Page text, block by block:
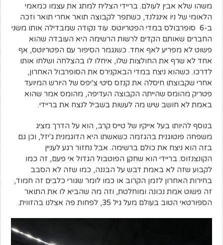
משהו שלא אבין לעולם. בריידי הצליח למתג את עצמו כמאמי
הלאומי של ניו אינגלנד, כשתפר לקבוצה תואר אחרי תואר וזכה
ב-6 סופרבולס במדי הפטריוטס. עוד נקודה שמבדילה אותו משני
החברים שאותם הקדים לרשות הרשימה היא העובדה שהוא
פשוט לא מפריע לאף אחד. כשנגמר הסיפור עם הפטריוטס, אף
אחד לא שרף את החולצות שלו, איחלו לו בהצלחה ושלחו אותו
לדרכו. כשהוא ניצח במדי הבאקנירס את הסופרבול האחרון,
אחרי שקבוצתו חיסלה את קנזס סיטי צ'יפס של היורש המיועד
פטריק מהומס שהייתה הקבוצה העדיפה, מהומס אמר שהוא
באמת לא חושב שיש מה לעשות בשביל לנצח את בריידי.
בנוסף להיותו בעל אייקיו של טייס קרב, הוא על הדרך מציג
משפחה פוטוגנית בהגזמה כשאשתו היא הדוגמנית ג'יזל, וכן גם
בזה הוא ניצח את כולם ברשימה. אבל נחזור רגע לעניין
הקונצנזוס: בריידי הוא שחקן הפוטבול הגדול אי פעם, זה כמו
לקבוע שזה לא באמת דבש על הבננה, כמו שזה לא הסבב
בחירות האחרון לזמן הקרוב או כמו לומר שגורי כלבים זה חמוד,
זה פשוט אמת נכונה ומוחלטת, וזה מה שהביא לו את התואר
הספורטאי הטוב בעולם מעל גיל 35, לפחות פה אצלנו בהזווית.